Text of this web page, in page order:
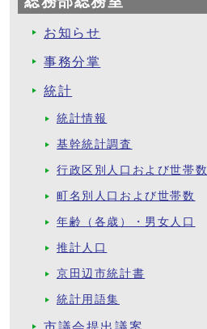
お知らせ
事務分掌
統計
統計情報
基幹統計調査
行政区別人口および世帯数
町名別人口および世帯数
年齢（各歳）・男女人口
推計人口
京田辺市統計書
統計用語集